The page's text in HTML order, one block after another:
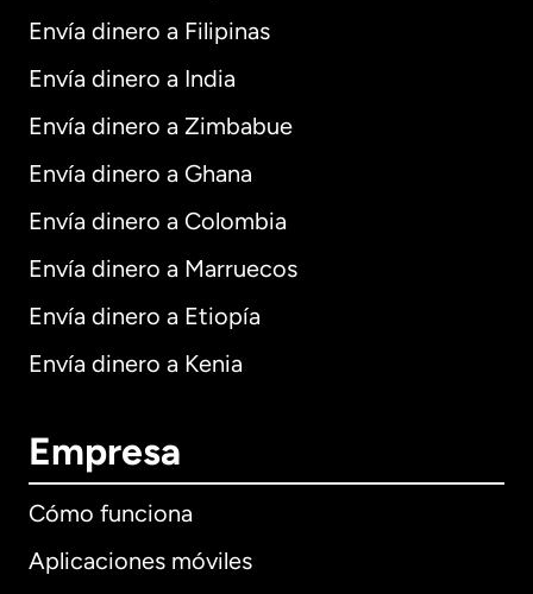
Envía dinero a Filipinas
Envía dinero a India
Envía dinero a Zimbabue
Envía dinero a Ghana
Envía dinero a Colombia
Envía dinero a Marruecos
Envía dinero a Etiopía
Envía dinero a Kenia
Empresa
Cómo funciona
Aplicaciones móviles